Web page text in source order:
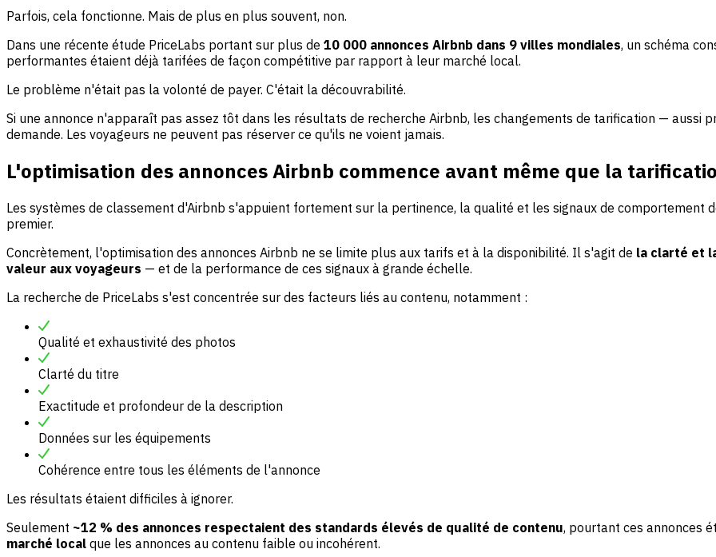
Parfois, cela fonctionne. Mais de plus en plus souvent, non.
Dans une récente étude PriceLabs portant sur plus de 10 000 annonces Airbnb dans 9 villes mondiales, un schéma
performantes étaient déjà tarifées de façon compétitive par rapport à leur marché local.
Le problème n'était pas la volonté de payer. C'était la découvrabilité.
Si une annonce n'apparaît pas assez tôt dans les résultats de recherche Airbnb, les changements de tarification — aussi
demande. Les voyageurs ne peuvent pas réserver ce qu'ils ne voient jamais.
L'optimisation des annonces Airbnb commence avant même que la
Les systèmes de classement d'Airbnb s'appuient fortement sur la pertinence, la qualité et les signaux de comportement
premier.
Concrètement, l'optimisation des annonces Airbnb ne se limite plus aux tarifs et à la disponibilité. Il s'agit de la clarté et
valeur aux voyageurs — et de la performance de ces signaux à grande échelle.
La recherche de PriceLabs s'est concentrée sur des facteurs liés au contenu, notamment :
Qualité et exhaustivité des photos
Clarté du titre
Exactitude et profondeur de la description
Données sur les équipements
Cohérence entre tous les éléments de l'annonce
Les résultats étaient difficiles à ignorer.
Seulement ~12 % des annonces respectaient des standards élevés de qualité de contenu, pourtant ces annonces
marché local que les annonces au contenu faible ou incohérent.